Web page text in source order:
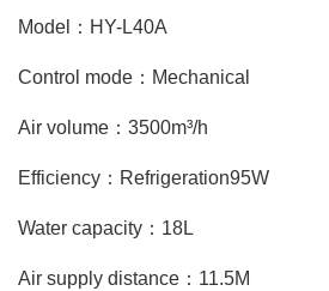
Model：HY-L40A
Control mode：Mechanical
Air volume：3500m³/h
Efficiency：Refrigeration95W
Water capacity：18L
Air supply distance：11.5M